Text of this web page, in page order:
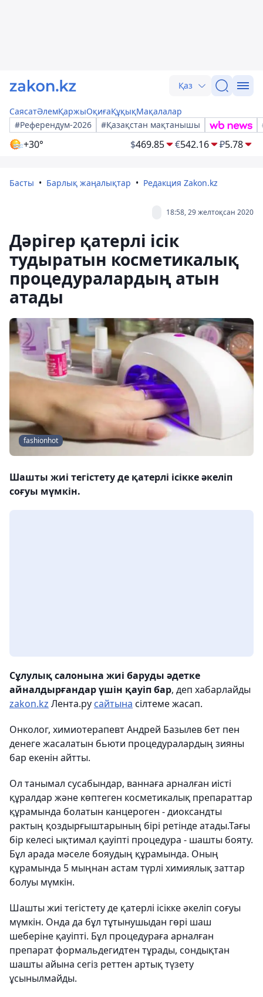
Қаз
СаясатӘлемҚаржыОқиғаҚұқықМақалалар
#Референдум-2026
#Қазақстан мақтанышы
+30° $469.85 €542.16 ₽5.78
Басты Барлық жаңалықтар Редакция Zakon.kz
18:58, 29 желтоқсан 2020
Дәрігер қатерлі ісік
тудыратын косметикалық
процедуралардың атын
атады
fashionhot
Шашты жиі тегістету де қатерлі ісікке әкеліп
соғуы мүмкін.
Сұлулық салонына жиі баруды әдетке
айналдырғандар үшін қауіп бар, деп хабарлайды
zakon.kz Лента.ру сайтына сілтеме жасап.
Онколог, химиотерапевт Андрей Базылев бет пен
денеге жасалатын бьюти процедуралардың зияны
бар екенін айтты.
Ол танымал сусабындар, ваннаға арналған иісті
құралдар және көптеген косметикалық препараттар
құрамында болатын канцероген - диоксандты
рактың қоздырғыштарының бірі ретінде атады.Тағы
бір келесі ықтимал қауіпті процедура - шашты бояту.
Бұл арада мәселе бояудың құрамында. Оның
құрамында 5 мыңнан астам түрлі химиялық заттар
болуы мүмкін.
Шашты жиі тегістету де қатерлі ісікке әкеліп соғуы
мүмкін. Онда да бұл тұтынушыдан гөрі шаш
шеберіне қауіпті. Бұл процедураға арналған
препарат формальдегидтен тұрады, сондықтан
шашты айына сегіз реттен артық түзету
ұсынылмайды.